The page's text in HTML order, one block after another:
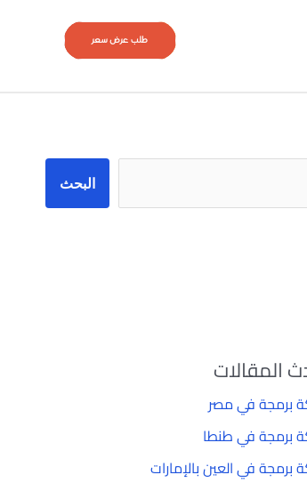
طلب عرض سعر
البحث
المقالات
برمجة في مصر
برمجة في طنطا
برمجة في العين بالإمارات